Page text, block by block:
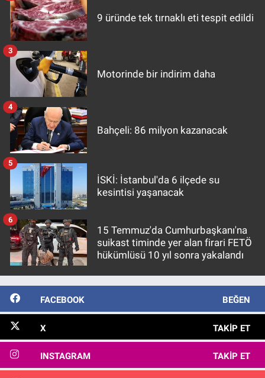
9 üründe tek tırnaklı eti tespit edildi
Motorinde bir indirim daha
3
Bahçeli: 86 milyon kazanacak
4
İSKİ: İstanbul'da 6 ilçede su
kesintisi yaşanacak
5
15 Temmuz'da Cumhurbaşkanı'na
suikast timinde yer alan firari FETÖ
hükümlüsü 10 yıl sonra yakalandı
6
FACEBOOK BEĞEN
X TAKIP ET
INSTAGRAM TAKIP ET